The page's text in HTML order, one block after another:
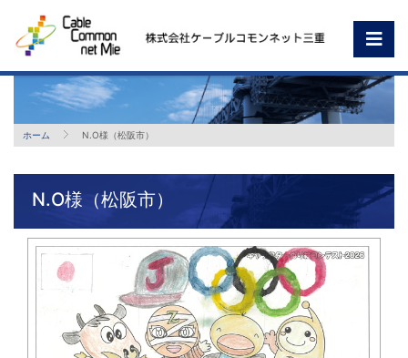
ホーム N.O様（松阪市）
N.O様（松阪市）